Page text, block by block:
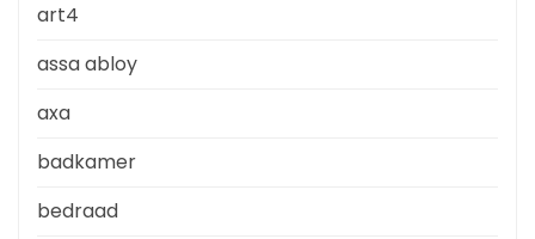
art4
assa abloy
axa
badkamer
bedraad